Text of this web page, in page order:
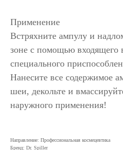
Применение
Встряхните ампулу и
зоне с помощью входящего
специального
Нанесите все содержимое
шеи, декольте и
наружного применения!
Направление: Профессиональная космецевтика
Бренд: Dr. Spiller